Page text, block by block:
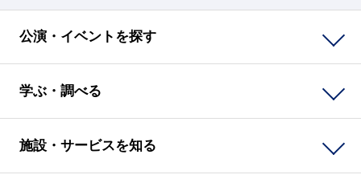
公演・イベントを探す
学ぶ・調べる
施設・サービスを知る